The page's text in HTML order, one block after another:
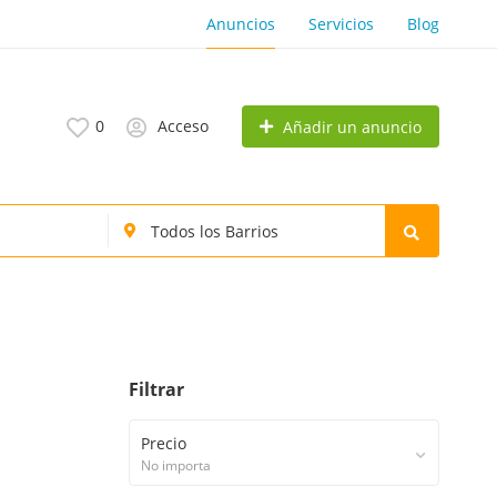
Anuncios Servicios Blog
0 Acceso Añadir un anuncio
Filtrar
Precio
No importa